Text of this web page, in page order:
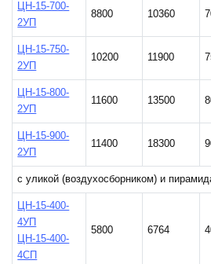
ЦН-15-700-
2УП
8800 10360
ЦН-15-750-
2УП
10200 11900
ЦН-15-800-
2УП
11600 13500
ЦН-15-900-
2УП
11400 18300
с уликой (воздухосборником) и
ЦН-15-400-
4УП
ЦН-15-400-
4СП
5800 6764